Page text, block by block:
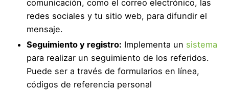
comunicación, como el correo electrónico, las
redes sociales y tu sitio web, para difundir el
mensaje.
Seguimiento y registro: Implementa un sistema
para realizar un seguimiento de los referidos.
Puede ser a través de formularios en línea,
códigos de referencia personal